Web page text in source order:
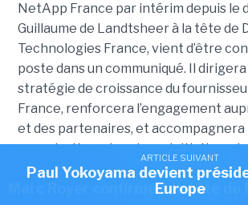
ARTICLE SUIVANT
Romain Passilly prend la
France
ARTICLE SUIVANT
Marc Royer confirmé à la tête de
NetApp France par intérim depuis le
Guillaume de Landtsheer à la tête de
Technologies France, vient d’être
poste dans un communiqué. Il
stratégie de croissance du
France, renforcera l’engagement
et des partenaires, et accompagnera
organisations dans leurs initiatives de
modernisation, de cloud hybride, de
ARTICLE SUIVANT
Paul Yokoyama devient
Europe